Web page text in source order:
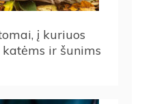
į kuriuos
ir šunims